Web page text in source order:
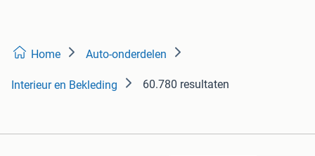
Home Auto-onderdelen
Interieur en Bekleding 60.780 resultaten